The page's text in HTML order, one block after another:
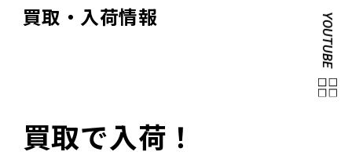
買取・入荷情報 YOUTUBE
買取で入荷！